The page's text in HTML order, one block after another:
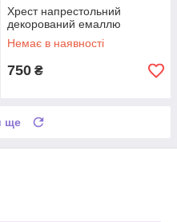
Хрест напрестольний
декорований емаллю
Немає в наявності
750 ₴
ще